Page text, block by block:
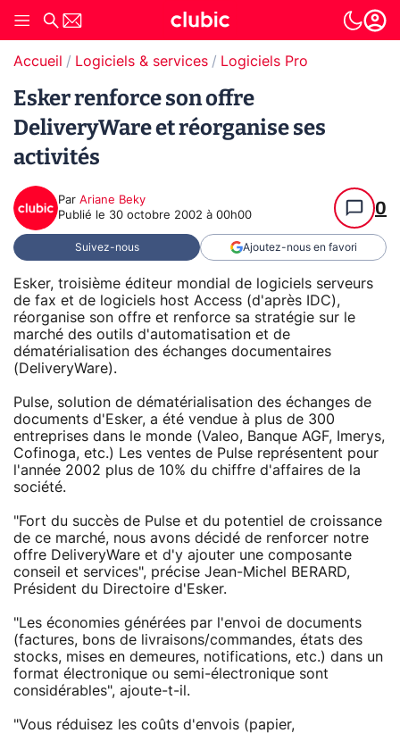
Accueil Logiciels & services Logiciels Pro
Esker renforce son offre
DeliveryWare et réorganise ses
activités
Par Ariane Beky
Publié le 30 octobre 2002 à 00h00 0
Suivez-nous Ajoutez-nous en favori
Esker, troisième éditeur mondial de logiciels serveurs
de fax et de logiciels host Access (d'après IDC),
réorganise son offre et renforce sa stratégie sur le
marché des outils d'automatisation et de
dématérialisation des échanges documentaires
(DeliveryWare).
Pulse, solution de dématérialisation des échanges de
documents d'Esker, a été vendue à plus de 300
entreprises dans le monde (Valeo, Banque AGF, Imerys,
Cofinoga, etc.) Les ventes de Pulse représentent pour
l'année 2002 plus de 10% du chiffre d'affaires de la
société.
"Fort du succès de Pulse et du potentiel de croissance
de ce marché, nous avons décidé de renforcer notre
offre DeliveryWare et d'y ajouter une composante
conseil et services", précise Jean-Michel BERARD,
Président du Directoire d'Esker.
"Les économies générées par l'envoi de documents
(factures, bons de livraisons/commandes, états des
stocks, mises en demeures, notifications, etc.) dans un
format électronique ou semi-électronique sont
considérables", ajoute-t-il.
"Vous réduisez les coûts d'envois (papier,